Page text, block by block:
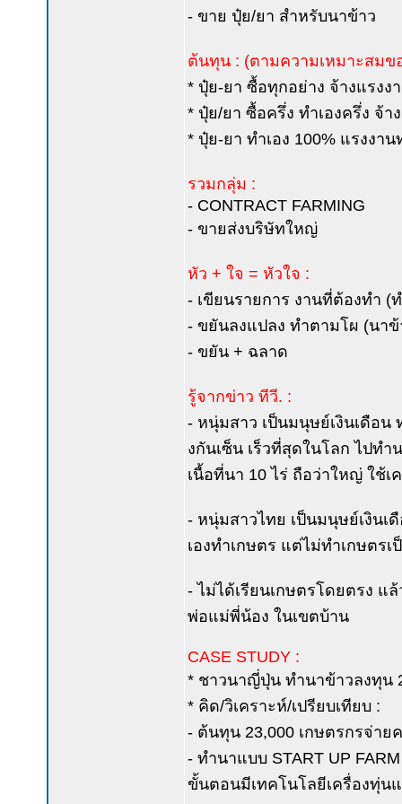
- ขาย ปุ๋ย/ยา สำหรับนาข้าว
ต้นทุน : (ตามความเหมาะสมข
* ปุ๋ย-ยา ซื้อทุกอย่าง จ้างแรงง
* ปุ๋ย/ยา ซื้อครึ่ง ทำเองครึ่ง จ้า
* ปุ๋ย-ยา ทำเอง 100% แรงงา
รวมกลุ่ม :
- CONTRACT FARMING
- ขายส่งบริษัทใหญ่
หัว + ใจ = หัวใจ :
- เขียนรายการ งานที่ต้องทำ (
- ขยันลงแปลง ทำตามโผ (นา
- ขยัน + ฉลาด
รู้จากข่าว ทีวี. :
- หนุ่มสาว เป็นมนุษย์เงินเดือ
งกันเซ็น เร็วที่สุดในโลก ไปท
เนื้อที่นา 10 ไร่ ถือว่าใหญ่ ใช้
- หนุ่มสาวไทย เป็นมนุษย์เงิน
เองทำเกษตร แต่ไม่ทำเกษตรเ
- ไม่ได้เรียนเกษตรโดยตรง แ
พ่อแม่พี่น้อง ในเขตบ้าน
CASE STUDY :
* ชาวนาญี่ปุ่น ทำนาข้าวลงทุน
* คิด/วิเคราะห์/เปรียบเทียบ :
- ต้นทุน 23,000 เกษตรกรจ่าย
- ทำนาแบบ START UP
ขั้นตอนมีเทคโนโลยีเครื่องทุ่น